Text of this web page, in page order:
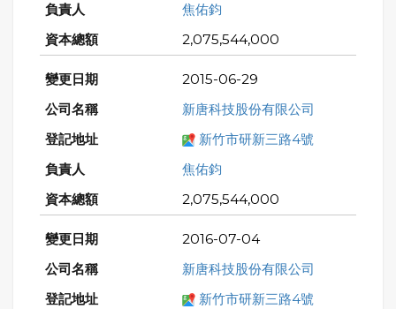
焦佑鈞
2,075,544,000
2015-06-29
新唐科技股份有限公司
新竹市研新三路4號
焦佑鈞
2,075,544,000
2016-07-04
新唐科技股份有限公司
新竹市研新三路4號